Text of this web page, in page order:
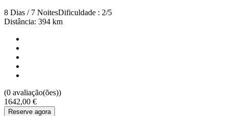
8 Dias / 7 NoitesDificuldade : 2/5
Distância: 394 km
(0 avaliação(ões))
1642,00 €
Reserve agora